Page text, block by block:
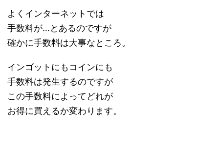
よくインターネットでは
手数料が…とあるのですが
確かに手数料は大事なところ。
インゴットにもコインにも
手数料は発生するのですが
この手数料によってどれが
お得に買えるか変わります。